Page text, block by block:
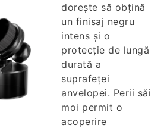
dorește să obțină
un finisaj negru
intens și o
protecție de lungă
durată a
suprafeței
anvelopei. Perii săi
moi permit o
acoperire